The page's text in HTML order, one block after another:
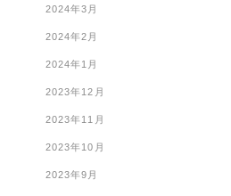
2024年3月
2024年2月
2024年1月
2023年12月
2023年11月
2023年10月
2023年9月